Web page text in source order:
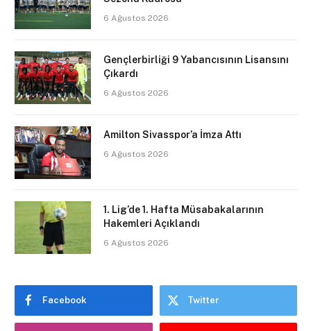
6 Ağustos 2026
Gençlerbirliği 9 Yabancısının Lisansını
Çıkardı
6 Ağustos 2026
Amilton Sivasspor’a İmza Attı
6 Ağustos 2026
1. Lig’de 1. Hafta Müsabakalarının
Hakemleri Açıklandı
6 Ağustos 2026
Facebook Twitter